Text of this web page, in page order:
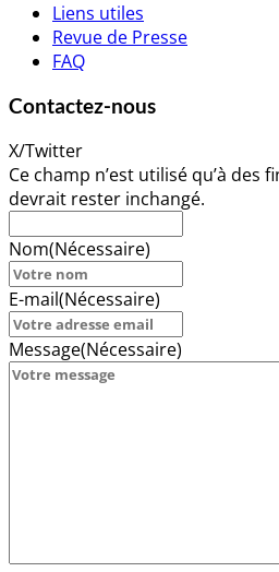
Liens utiles
Revue de Presse
FAQ
Contactez-nous
X/Twitter
Ce champ n’est utilisé qu’à des
devrait rester inchangé.
Nom(Nécessaire)
E-mail(Nécessaire)
Message(Nécessaire)